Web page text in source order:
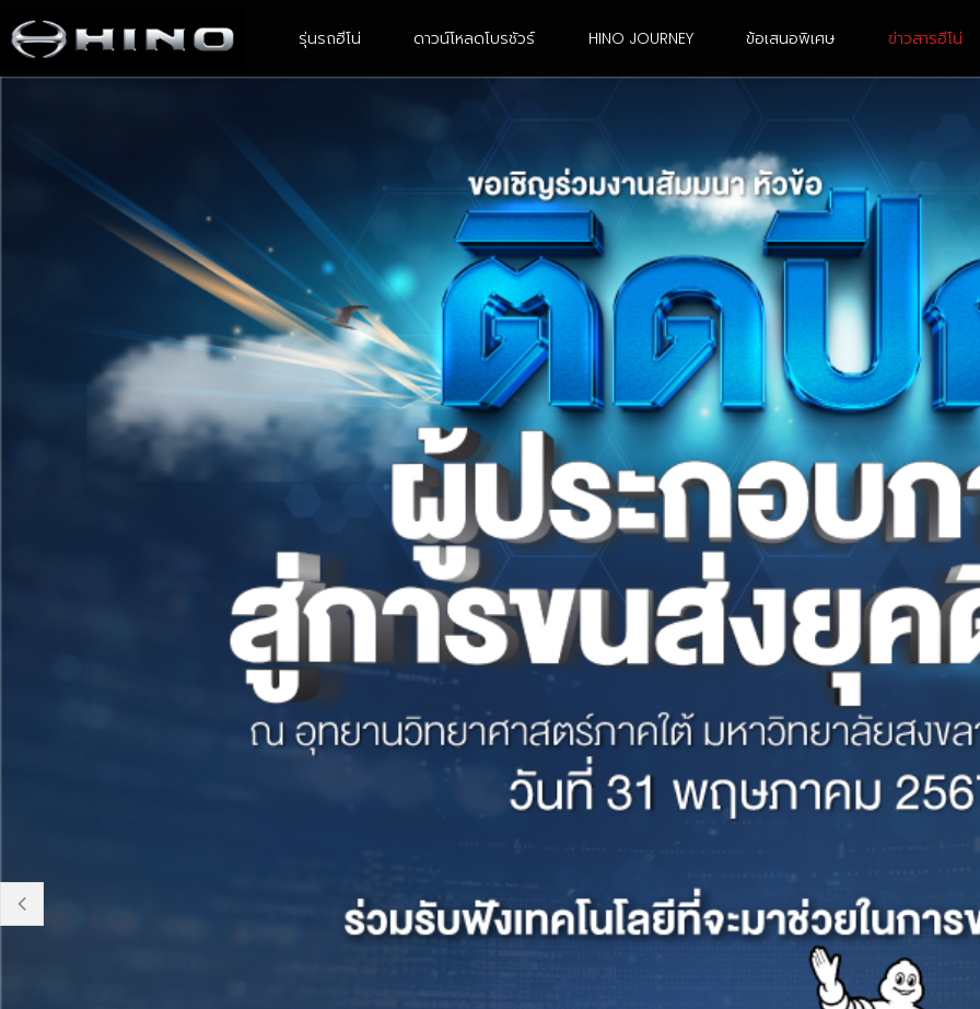
รุ่นรถฮีโน่
4-6 ล้อ ขนาดเล็ก
XZU 640R
6 ล้อ ขนาดกลาง
FC9JE2A-CBMAF
FC9JJ2A- CBAMF/ FC9JL2A -
CBAMF
6 ล้อ ขนาดใหญ่
FG8JJ3A-ACDMH
FG8JR3G-ACDMH /
FG8JT3G-ACDMH
FG8JF3D-ACDMH
FG8JM3A-ACDMH
FG8JP3A-ACDMH
FG8JR3A-ACDMH
FG8JT3A-ACDMH
10 ล้อ เพลาเดียว
FL8JN3A-CCDMH
FL8JR3A-CCDMH
FL8JT3A-CCDMH
FL8JW3A-CCDMH
FL8JT3G-CCDMH
FL1AN3A-BDDMH
FL1AS3A-BDDMH
FL1AS3G-BDDMH
FL1AW3A-BDDMH
ดาวน์โหลดโบรชัวร์ HINO JOURNEY ข้อเสนอพิเศษ ข่าวสารฮีโน่
prev